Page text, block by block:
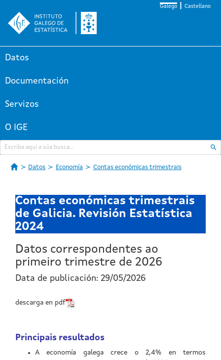
Galego Castellano
Datos
Documentación
Servizos
O IGE
Datos Economía Contas económicas trimestrais